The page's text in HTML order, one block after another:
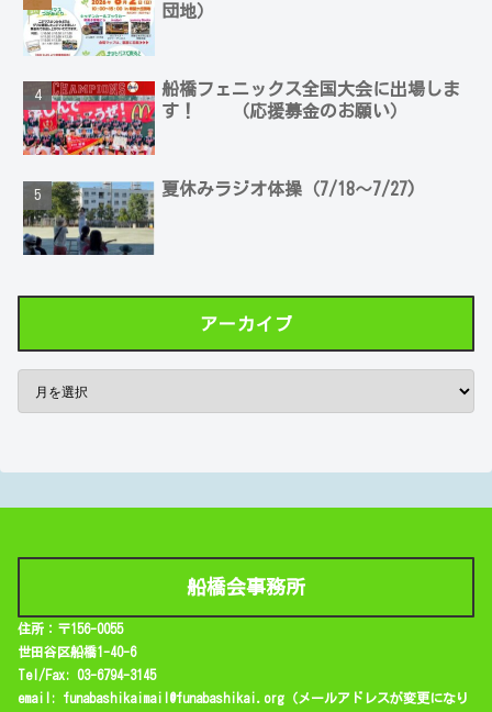
団地）
船橋フェニックス全国大会に出場しま
す！ （応援募金のお願い）
夏休みラジオ体操（7/18～7/27)
アーカイブ
船橋会事務所
住所：〒156-0055
世田谷区船橋1-40-6
Tel/Fax: 03-6794-3145
email: funabashikaimail@funabashikai.org（メールアドレスが変更になり